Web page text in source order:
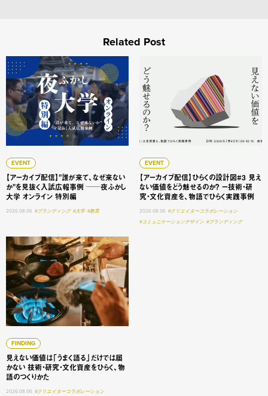
Related Post
EVENT
【アーカイブ配信】"誰が来て、なぜ来ない
か"を見抜く入試広報事例 ──夜ふかし
大学 オンライン 特別編
2026.08.06 #ブランディング #大学 #教育
【アーカイブ配信】"誰が来て、なぜ来ないか"を見抜く入
EVENT
【アーカイブ配信】ひらくの設計図#3 見え
ない価値をどう魅せるのか？ ー技術・研
究・文化資産を、物語でひらく実践事例
2026.08.06 #クリエイターコラボレーション
#コミュニケーションデザイン #ブランディング
FINDING
見えない価値は「うまく語る」だけでは届
かない 技術・研究・文化資産をひらく、物
語のつくりかた
2026.08.06 #クリエイターコラボレーション
見えない価値は「うまく語る」だけでは届かない 技術・研